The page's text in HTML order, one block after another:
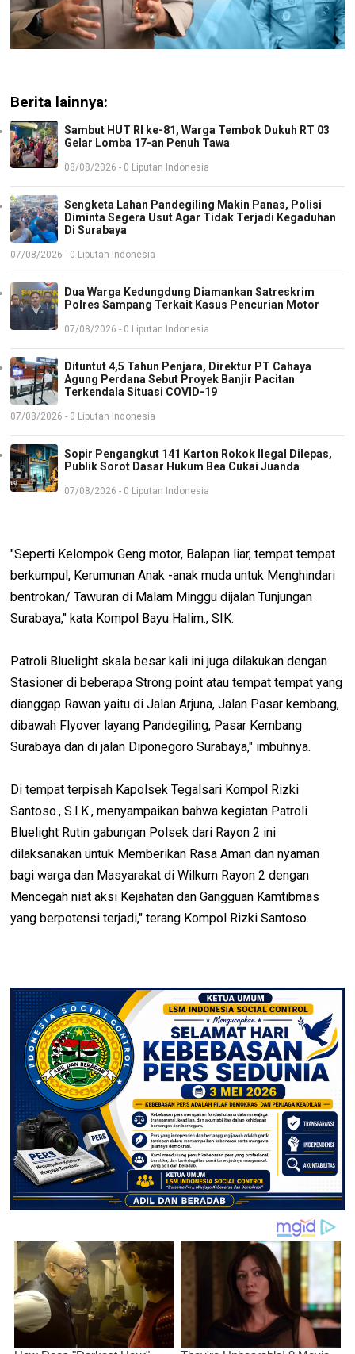
Berita lainnya:
Sambut HUT RI ke-81, Warga Tembok Dukuh RT 03
Gelar Lomba 17-an Penuh Tawa
08/08/2026 - 0 Liputan Indonesia
Sengketa Lahan Pandegiling Makin Panas, Polisi
Diminta Segera Usut Agar Tidak Terjadi Kegaduhan
Di Surabaya
07/08/2026 - 0 Liputan Indonesia
Dua Warga Kedungdung Diamankan Satreskrim
Polres Sampang Terkait Kasus Pencurian Motor
07/08/2026 - 0 Liputan Indonesia
Dituntut 4,5 Tahun Penjara, Direktur PT Cahaya
Agung Perdana Sebut Proyek Banjir Pacitan
Terkendala Situasi COVID-19
07/08/2026 - 0 Liputan Indonesia
Sopir Pengangkut 141 Karton Rokok Ilegal Dilepas,
Publik Sorot Dasar Hukum Bea Cukai Juanda
07/08/2026 - 0 Liputan Indonesia
"Seperti Kelompok Geng motor, Balapan liar, tempat tempat
berkumpul, Kerumunan Anak -anak muda untuk Menghindari
bentrokan/ Tawuran di Malam Minggu dijalan Tunjungan
Surabaya," kata Kompol Bayu Halim., SIK.
Patroli Bluelight skala besar kali ini juga dilakukan dengan
Stasioner di beberapa Strong point atau tempat tempat yang
dianggap Rawan yaitu di Jalan Arjuna, Jalan Pasar kembang,
dibawah Flyover layang Pandegiling, Pasar Kembang
Surabaya dan di jalan Diponegoro Surabaya," imbuhnya.
Di tempat terpisah Kapolsek Tegalsari Kompol Rizki
Santoso., S.I.K., menyampaikan bahwa kegiatan Patroli
Bluelight Rutin gabungan Polsek dari Rayon 2 ini
dilaksanakan untuk Memberikan Rasa Aman dan nyaman
bagi warga dan Masyarakat di Wilkum Rayon 2 dengan
Mencegah niat aksi Kejahatan dan Gangguan Kamtibmas
yang berpotensi terjadi," terang Kompol Rizki Santoso.